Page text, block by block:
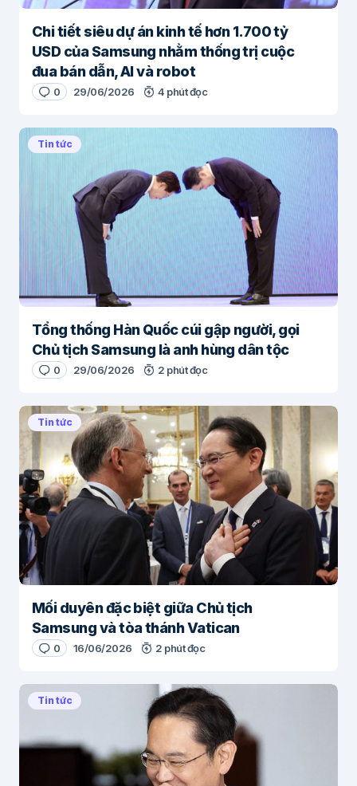
Chi tiết siêu dự án kinh tế hơn 1.700 tỷ
USD của Samsung nhằm thống trị cuộc
đua bán dẫn, AI và robot
0 29/06/2026 4 phút đọc
Tin tức
Tổng thống Hàn Quốc cúi gập người, gọi
Chủ tịch Samsung là anh hùng dân tộc
0 29/06/2026 2 phút đọc
Tin tức
Mối duyên đặc biệt giữa Chủ tịch
Samsung và tòa thánh Vatican
0 16/06/2026 2 phút đọc
Tin tức